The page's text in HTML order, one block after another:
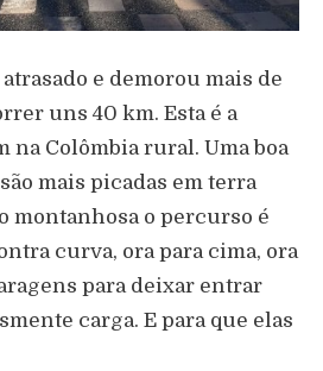
e demorou mais de
uns 40 km. Esta é a
na Colômbia rural. Uma boa
mais picadas em terra
montanhosa o percurso é
curva, ora para cima, ora
para deixar entrar
carga. E para que elas